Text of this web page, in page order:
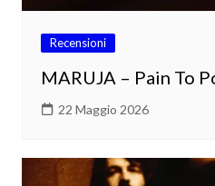
Recensioni
MARUJA – Pain To
22 Maggio 2026